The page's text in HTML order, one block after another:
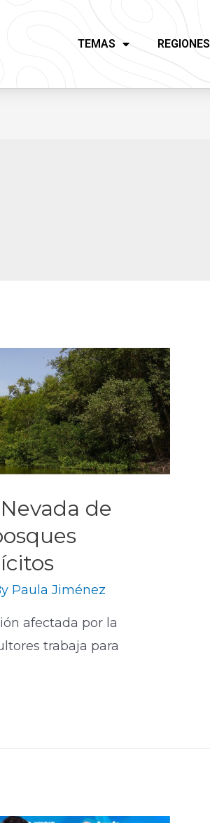
TEMAS REGIONES
de
Paula Jiménez
afectada por la
trabaja para